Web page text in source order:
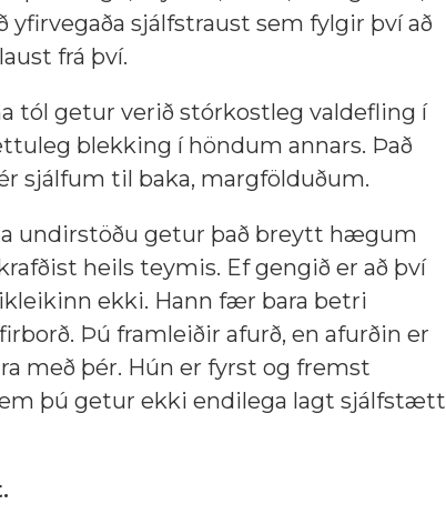
sjálfstraust sem fylgir því að
frá því.
tól getur verið stórkostleg valdefling í
blekking í höndum annars. Það
sjálfum til baka, margfölduðum.
undirstöðu getur það breytt hægum
heils teymis. Ef gengið er að því
ekki. Hann fær bara betri
Þú framleiðir afurð, en afurðin er
með þér. Hún er fyrst og fremst
þú getur ekki endilega lagt sjálfstætt